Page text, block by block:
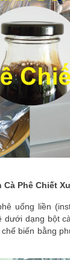
Cà Phê Chiết
uống liền
dưới dạng bột
biến bằng